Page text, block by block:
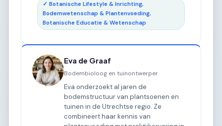
✓ Botanische Lifestyle & Inrichting,
Bodemwetenschap & Plantenvoeding,
Botanische Educatie & Wetenschap
Eva de Graaf
Bodembioloog en tuinontwerper
Eva onderzoekt al jaren de
bodemstructuur van plantsoenen en
tuinen in de Utrechtse regio. Ze
combineert haar kennis van